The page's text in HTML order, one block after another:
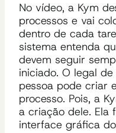
No vídeo, a Kym
processos e vai
dentro de cada
sistema entenda
devem seguir
iniciado. O legal
pessoa pode criar
processo. Pois, a
a criação dele. Ela
interface gráfica